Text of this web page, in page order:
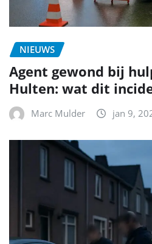
NIEUWS
Agent gewond bij
Hulten: wat dit
Marc Mulder jan 9,